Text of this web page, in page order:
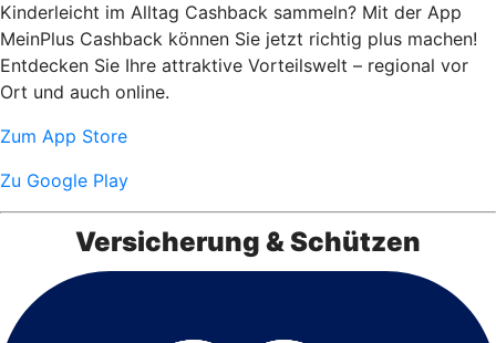
Kinderleicht im Alltag Cashback sammeln? Mit der App
MeinPlus Cashback können Sie jetzt richtig plus machen!
Entdecken Sie Ihre attraktive Vorteilswelt – regional vor
Ort und auch online.
Zum App Store
Zu Google Play
Versicherung & Schützen